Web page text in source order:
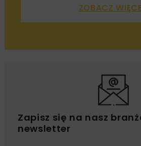
ZOBACZ
Zapisz się na nasz
newsletter